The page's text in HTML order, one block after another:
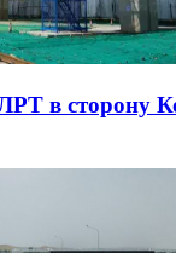
ЛРТ в сторону